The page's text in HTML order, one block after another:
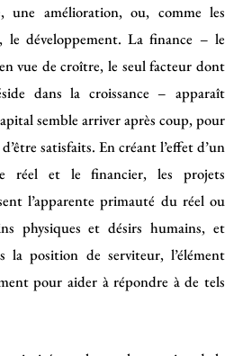
une amélioration, ou, comme les
le développement. La finance – le
vue de croître, le seul facteur dont
dans la croissance – apparaît
semble arriver après coup, pour
satisfaits. En créant l’effet d’un
réel et le financier, les projets
l’apparente primauté du réel ou
physiques et désirs humains, et
la position de serviteur, l’élément
pour aider à répondre à de tels